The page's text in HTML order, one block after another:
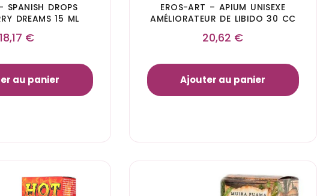
SPANISH DROPS
DREAMS 15 ML
18,17 €
au panier
EROS-ART – APIUM UNISEXE
AMÉLIORATEUR DE LIBIDO 30 CC
20,62 €
Ajouter au panier